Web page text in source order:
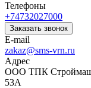
Телефоны
+74732027000
Заказать звонок
E-mail
zakaz@sms-vrn.ru
Адрес
ООО ТПК
53А